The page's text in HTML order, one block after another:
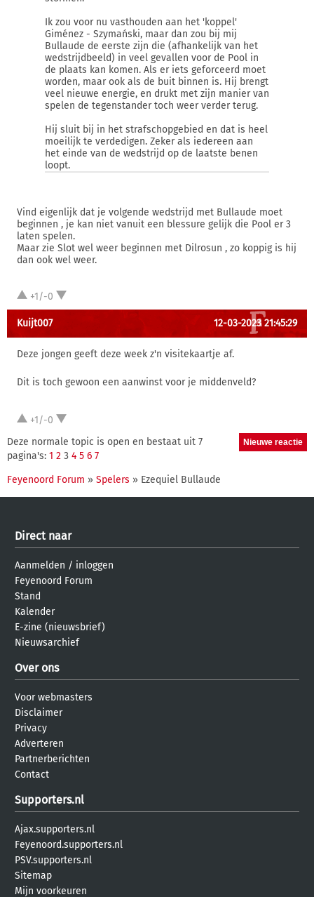
Ik zou voor nu vasthouden aan het 'koppel'
Giménez - Szymański, maar dan zou bij mij
Bullaude de eerste zijn die (afhankelijk van het
wedstrijdbeeld) in veel gevallen voor de Pool in
de plaats kan komen. Als er iets geforceerd moet
worden, maar ook als de buit binnen is. Hij brengt
veel nieuwe energie, en drukt met zijn manier van
spelen de tegenstander toch weer verder terug.
Hij sluit bij in het strafschopgebied en dat is heel
moeilijk te verdedigen. Zeker als iedereen aan
het einde van de wedstrijd op de laatste benen
loopt.
Vind eigenlijk dat je volgende wedstrijd met Bullaude moet
beginnen , je kan niet vanuit een blessure gelijk die Pool er 3
laten spelen.
Maar zie Slot wel weer beginnen met Dilrosun , zo koppig is hij
dan ook wel weer.
+1/-0
Kuijt007 12-03-2023 21:45:29
Deze jongen geeft deze week z'n visitekaartje af.
Dit is toch gewoon een aanwinst voor je middenveld?
+1/-0
Deze normale topic is open en bestaat uit 7
pagina's: 1 2 3 4 5 6 7
Feyenoord Forum » Spelers » Ezequiel Bullaude
Direct naar
Aanmelden / inloggen
Feyenoord Forum
Stand
Kalender
E-zine (nieuwsbrief)
Nieuwsarchief
Over ons
Voor webmasters
Disclaimer
Privacy
Adverteren
Partnerberichten
Contact
Supporters.nl
Ajax.supporters.nl
Feyenoord.supporters.nl
PSV.supporters.nl
Sitemap
Mijn voorkeuren